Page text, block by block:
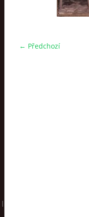
|
← Předchozí